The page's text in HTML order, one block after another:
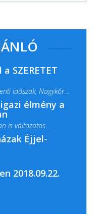
SZERETET
időszak, Nagykőrös
és közös...
élmény a
is változatos
Éjjel-
várja a
2018.09.22.